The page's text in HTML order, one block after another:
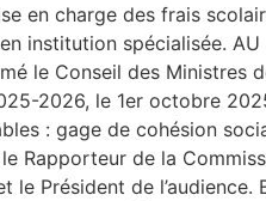
en charge des frais
institution spécialisée. AU
le Conseil des Ministres
2026, le 1er octobre
: gage de cohésion
Rapporteur de la
le Président de l’audience.